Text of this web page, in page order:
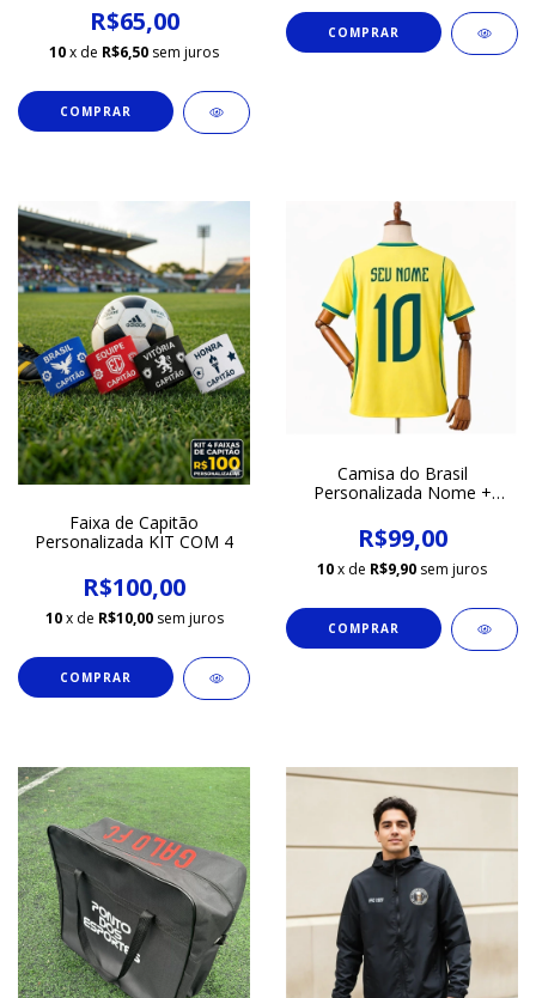
R$65,00
10x de R$6,50 sem juros
Faixa de Capitão
Personalizada KIT COM 4
R$100,00
10 x de R$10,00 sem juros
Camisa do Brasil
Personalizada Nome +
R$99,00
10x de R$9,90 sem juros
COMPRAR